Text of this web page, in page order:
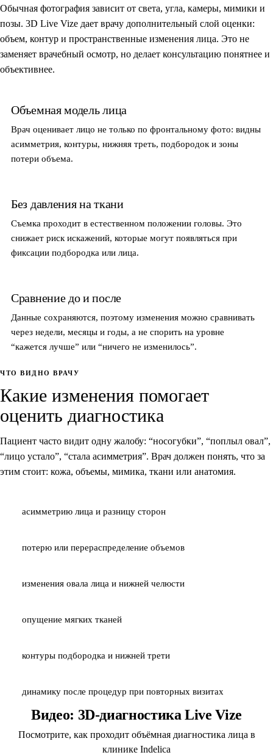
Обычная фотография зависит от света, угла, камеры, мимики и
позы. 3D Live Vize дает врачу дополнительный слой оценки:
объем, контур и пространственные изменения лица. Это не
заменяет врачебный осмотр, но делает консультацию понятнее и
объективнее.
Объемная модель лица
Врач оценивает лицо не только по фронтальному фото: видны
асимметрия, контуры, нижняя треть, подбородок и зоны
потери объема.
Без давления на ткани
Съемка проходит в естественном положении головы. Это
снижает риск искажений, которые могут появляться при
фиксации подбородка или лица.
Сравнение до и после
Данные сохраняются, поэтому изменения можно сравнивать
через недели, месяцы и годы, а не спорить на уровне
“кажется лучше” или “ничего не изменилось”.
ЧТО ВИДНО ВРАЧУ
Какие изменения помогает
оценить диагностика
Пациент часто видит одну жалобу: “носогубки”, “поплыл овал”,
“лицо устало”, “стала асимметрия”. Врач должен понять, что за
этим стоит: кожа, объемы, мимика, ткани или анатомия.
асимметрию лица и разницу сторон
потерю или перераспределение объемов
изменения овала лица и нижней челюсти
опущение мягких тканей
контуры подбородка и нижней трети
динамику после процедур при повторных визитах
Видео: 3D-диагностика Live Vize
Посмотрите, как проходит объёмная диагностика лица в
клинике Indelica